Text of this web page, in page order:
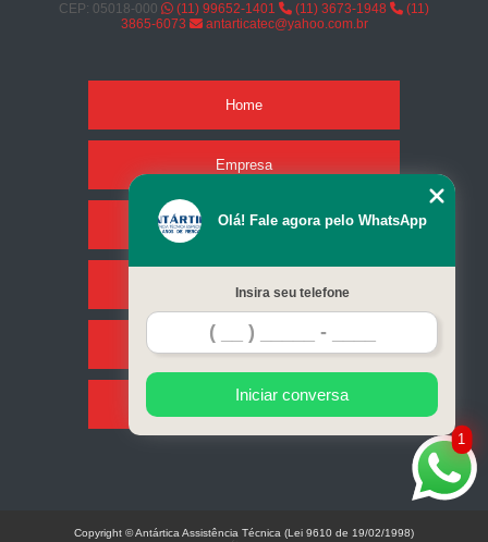
CEP: 05018-000
(11) 99652-1401 (11) 3673-1948
(11)
3865-6073
antarticatec@yahoo.com.br
Home
Empresa
Missão
Serviços
Contato
Mapa do site
1
Olá! Fale agora pelo WhatsApp
Insira seu telefone
Iniciar conversa
Copyright © Antártica Assistência Técnica (Lei 9610 de 19/02/1998)